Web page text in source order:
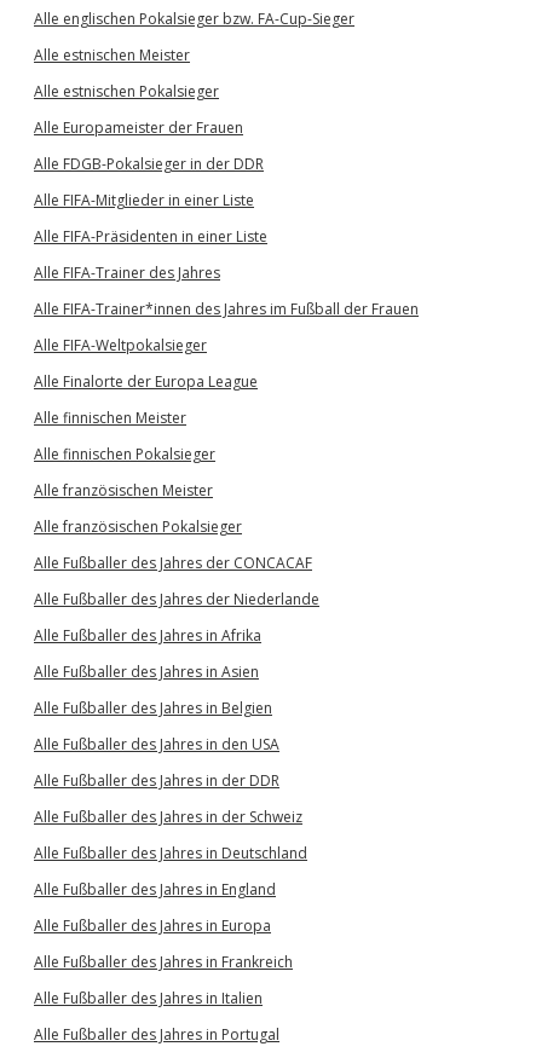
Alle englischen Pokalsieger bzw. FA-Cup-Sieger
Alle estnischen Meister
Alle estnischen Pokalsieger
Alle Europameister der Frauen
Alle FDGB-Pokalsieger in der DDR
Alle FIFA-Mitglieder in einer Liste
Alle FIFA-Präsidenten in einer Liste
Alle FIFA-Trainer des Jahres
Alle FIFA-Trainer*innen des Jahres im Fußball der Frauen
Alle FIFA-Weltpokalsieger
Alle Finalorte der Europa League
Alle finnischen Meister
Alle finnischen Pokalsieger
Alle französischen Meister
Alle französischen Pokalsieger
Alle Fußballer des Jahres der CONCACAF
Alle Fußballer des Jahres der Niederlande
Alle Fußballer des Jahres in Afrika
Alle Fußballer des Jahres in Asien
Alle Fußballer des Jahres in Belgien
Alle Fußballer des Jahres in den USA
Alle Fußballer des Jahres in der DDR
Alle Fußballer des Jahres in der Schweiz
Alle Fußballer des Jahres in Deutschland
Alle Fußballer des Jahres in England
Alle Fußballer des Jahres in Europa
Alle Fußballer des Jahres in Frankreich
Alle Fußballer des Jahres in Italien
Alle Fußballer des Jahres in Portugal